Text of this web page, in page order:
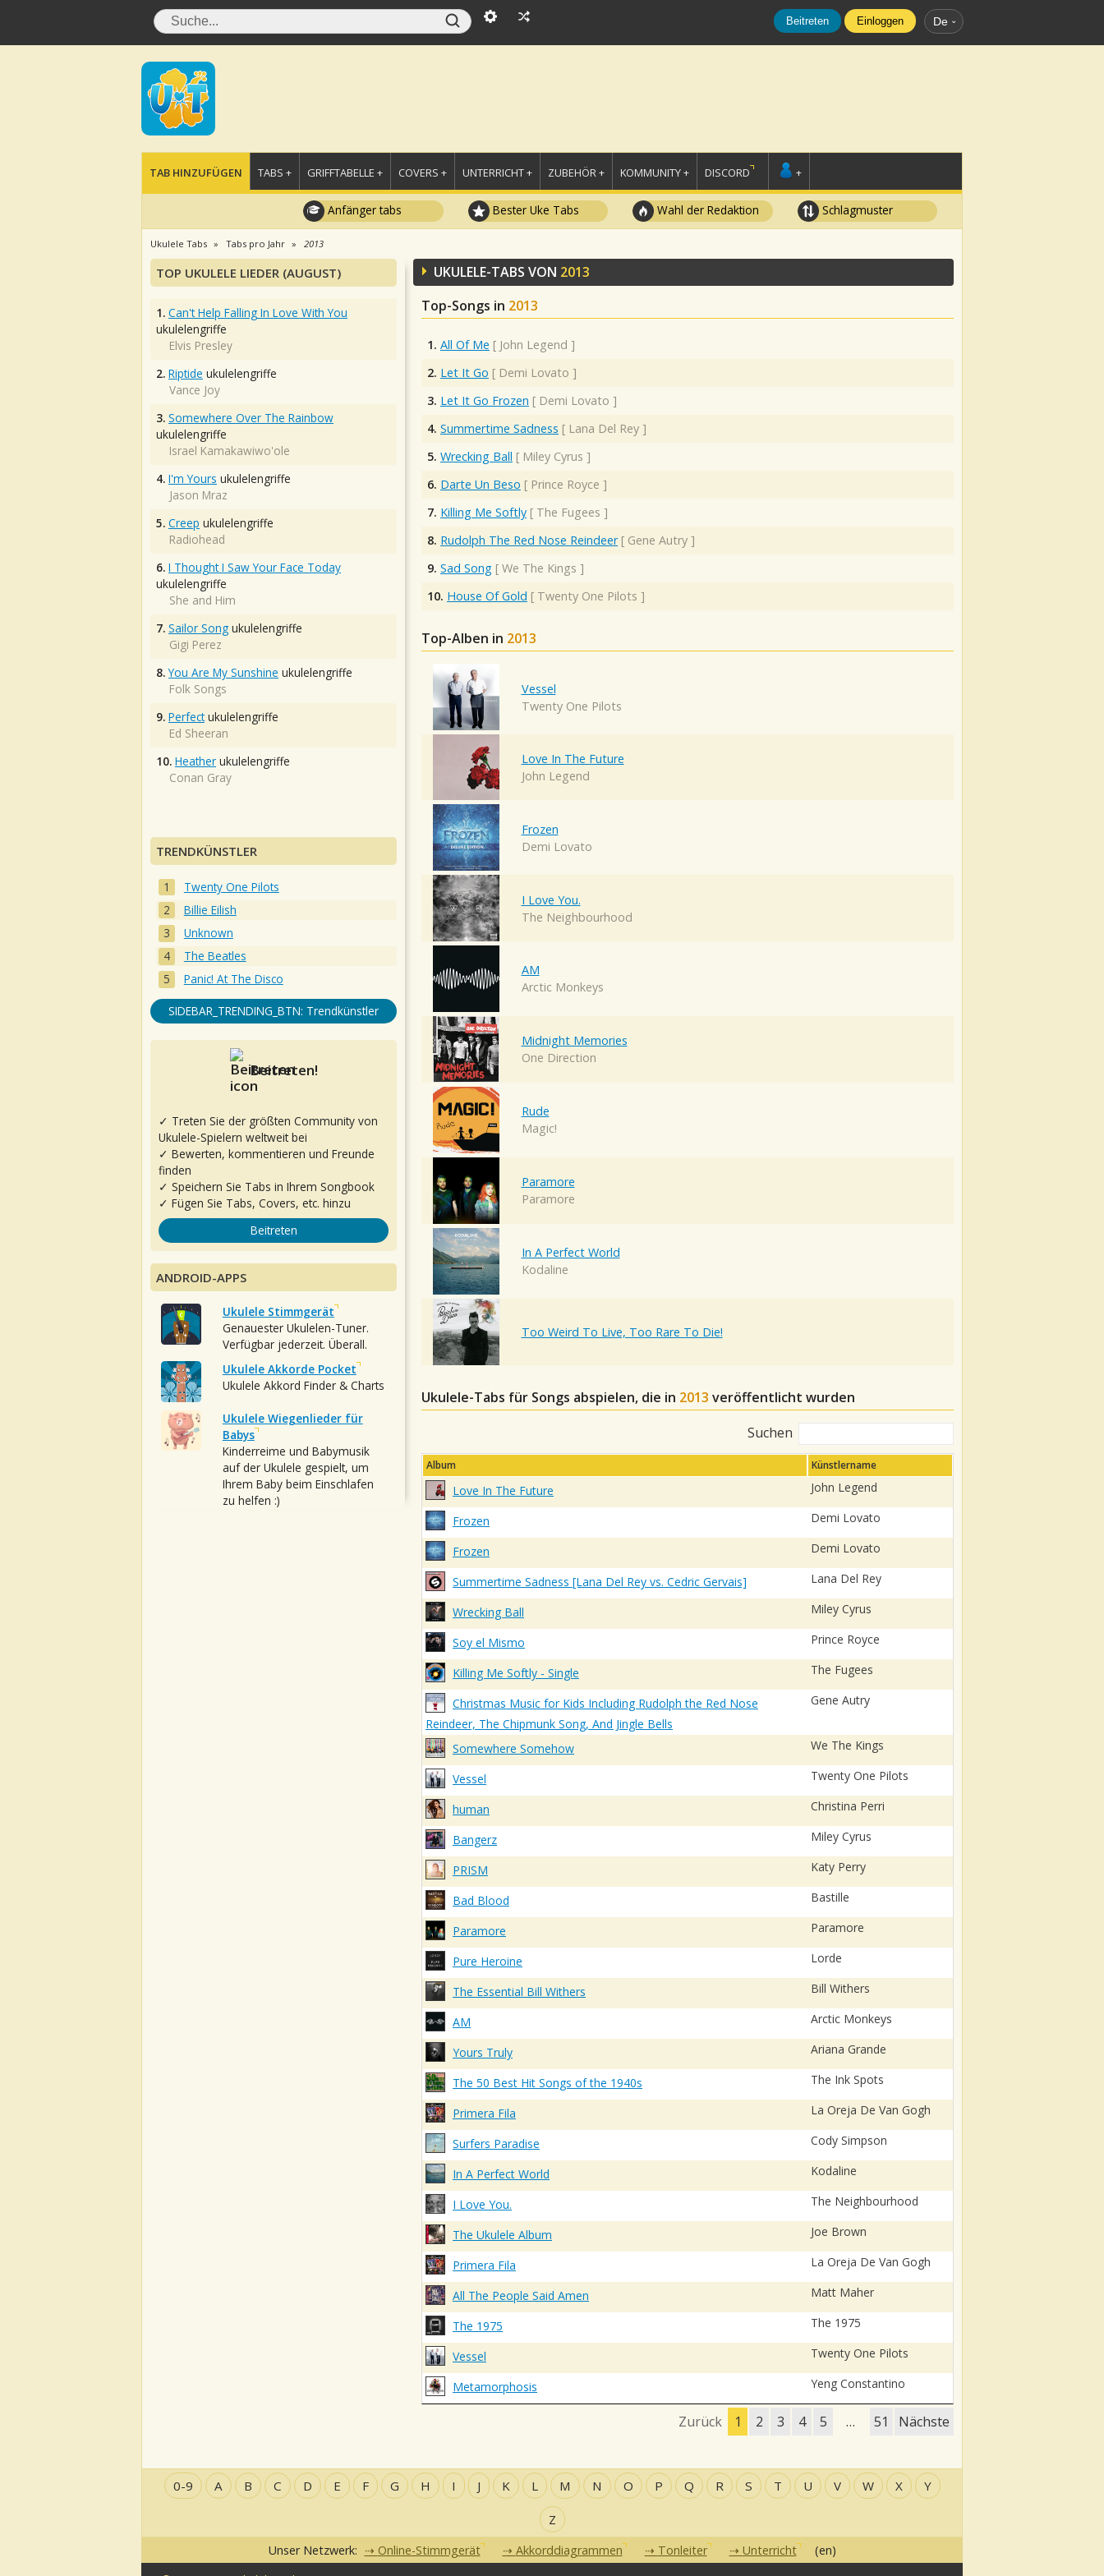
Beitreten Einloggen De
TAB HINZUFÜGEN TABS + GRIFFTABELLE + COVERS + UNTERRICHT + ZUBEHÖR + KOMMUNITY + DISCORD +
Anfänger tabs Bester Uke Tabs Wahl der Redaktion Schlagmuster
Ukulele Tabs Tabs pro Jahr 2013
UKULELE-TABS VON 2013
Top-Songs in 2013
1. All Of Me [ John Legend ]
2. Let It Go [ Demi Lovato ]
3. Let It Go Frozen [ Demi Lovato ]
4. Summertime Sadness [ Lana Del Rey ]
5. Wrecking Ball [ Miley Cyrus ]
6. Darte Un Beso [ Prince Royce ]
7. Killing Me Softly [ The Fugees ]
8. Rudolph The Red Nose Reindeer [ Gene Autry ]
9. Sad Song [ We The Kings ]
10. House Of Gold [ Twenty One Pilots ]
Top-Alben in 2013
Vessel
Twenty One Pilots
Love In The Future
John Legend
Frozen
Demi Lovato
I Love You.
The Neighbourhood
AM
Arctic Monkeys
Midnight Memories
One Direction
Rude
Magic!
Paramore
Paramore
In A Perfect World
Kodaline
Too Weird To Live, Too Rare To Die!
Ukulele-Tabs für Songs abspielen, die in 2013 veröffentlicht wurden
Suchen
Album Künstlername
Love In The Future John Legend
Frozen Demi Lovato
Frozen Demi Lovato
Summertime Sadness [Lana Del Rey vs. Cedric Gervais] Lana Del Rey
Wrecking Ball Miley Cyrus
Soy el Mismo Prince Royce
Killing Me Softly - Single The Fugees
Christmas Music for Kids Including Rudolph the Red Nose
Reindeer, The Chipmunk Song, And Jingle Bells
Gene Autry
Somewhere Somehow We The Kings
Vessel Twenty One Pilots
human Christina Perri
Bangerz Miley Cyrus
PRISM Katy Perry
Bad Blood Bastille
Paramore Paramore
Pure Heroine Lorde
The Essential Bill Withers Bill Withers
AM Arctic Monkeys
Yours Truly Ariana Grande
The 50 Best Hit Songs of the 1940s The Ink Spots
Primera Fila La Oreja De Van Gogh
Surfers Paradise Cody Simpson
In A Perfect World Kodaline
I Love You. The Neighbourhood
The Ukulele Album Joe Brown
Primera Fila La Oreja De Van Gogh
All The People Said Amen Matt Maher
The 1975 The 1975
Vessel Twenty One Pilots
Metamorphosis Yeng Constantino
Zurück 1 2 3 4 5 … 51 Nächste
TOP UKULELE LIEDER (AUGUST)
1. Can't Help Falling In Love With You
ukulelengriffe
Elvis Presley
2. Riptide ukulelengriffe
Vance Joy
3. Somewhere Over The Rainbow
ukulelengriffe
Israel Kamakawiwo'ole
4. I'm Yours ukulelengriffe
Jason Mraz
5. Creep ukulelengriffe
Radiohead
6. I Thought I Saw Your Face Today
ukulelengriffe
She and Him
7. Sailor Song ukulelengriffe
Gigi Perez
8. You Are My Sunshine ukulelengriffe
Folk Songs
9. Perfectukulelengriffe
Ed Sheeran
10. Heather ukulelengriffe
Conan Gray
TRENDKÜNSTLER
Twenty One Pilots
Billie Eilish
Unknown
The Beatles
Panic! At The Disco
SIDEBAR_TRENDING_BTN: Trendkünstler
Beitreten!
✓ Treten Sie der größten Community von
Ukulele-Spielern weltweit bei
✓ Bewerten, kommentieren und Freunde
finden
✓ Speichern Sie Tabs in Ihrem Songbook
✓ Fügen Sie Tabs, Covers, etc. hinzu
Beitreten
ANDROID-APPS
Ukulele Stimmgerät
Genauester Ukulelen-Tuner.
Verfügbar jederzeit. Überall.
Ukulele Akkorde Pocket
Ukulele Akkord Finder & Charts
Ukulele Wiegenlieder für
Babys
Kinderreime und Babymusik
auf der Ukulele gespielt, um
Ihrem Baby beim Einschlafen
zu helfen :)
0-9 A B C D E F G H I J K L M N O P Q R S T U V W X Y
Z
Unser Netzwerk: Online-Stimmgerät Akkorddiagrammen Tonleiter Unterricht
(en)